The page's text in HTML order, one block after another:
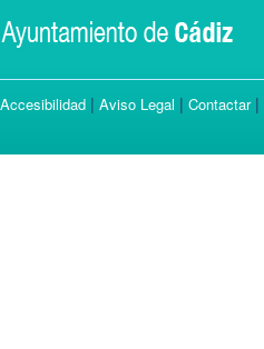
Accesibilidad | Aviso Legal | Contactar|